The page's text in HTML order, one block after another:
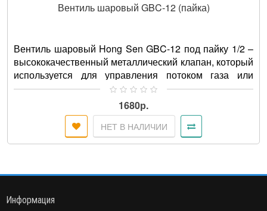
Вентиль шаровый GBC-12 (пайка)
Вентиль шаровый Hong Sen GBC-12 под пайку 1/2 –
высококачественный металлический клапан, который
используется для управления потоком газа или
жидкости в трубопр..
1680р.
НЕТ В НАЛИЧИИ
Информация